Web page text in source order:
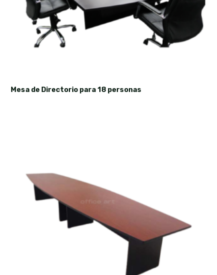
Mesa de Directorio para 18 personas